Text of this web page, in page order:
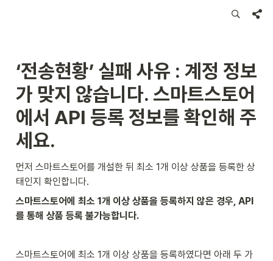
‘전송현황’ 실패 사유 : 계정 정보
가 맞지 않습니다. 스마트스토어
에서 API 등록 정보를 확인해 주
세요.
먼저 스마트스토어를 개설한 뒤 최소 1개 이상 상품을 등록한 상
태인지 확인합니다.
스마트스토어에 최소 1개 이상 상품을 등록하지 않은 경우, API
를 통해 상품 등록 불가능합니다.
스마트스토어에 최소 1개 이상 상품을 등록하였다면 아래 두 가